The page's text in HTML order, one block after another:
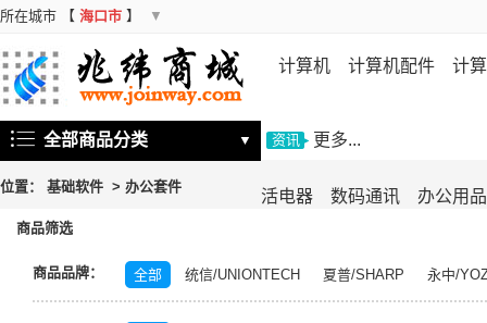
所在城市 【 海口市 】 ▼
计算机 计算机配件 计
机 存储设备
活电器 数码通讯 办公用品
全部商品分类 ▼ 资讯 更多...
位置： 基础软件 > 办公套件
商品筛选
商品品牌： 全部 统信/UNIONTECH 夏普/SHARP
永中/
中科方德/nfs-china
银河麒麟/KYLIN
神州网信/